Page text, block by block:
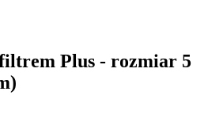
Plus - rozmiar 5